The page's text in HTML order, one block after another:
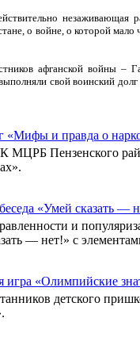
о войне, о которой мало
афганской войны –
свой воинский
«Мифы и правда о
Пензенского
«Умей сказать —
и
— нет!» с
игра «Олимпийские
детского